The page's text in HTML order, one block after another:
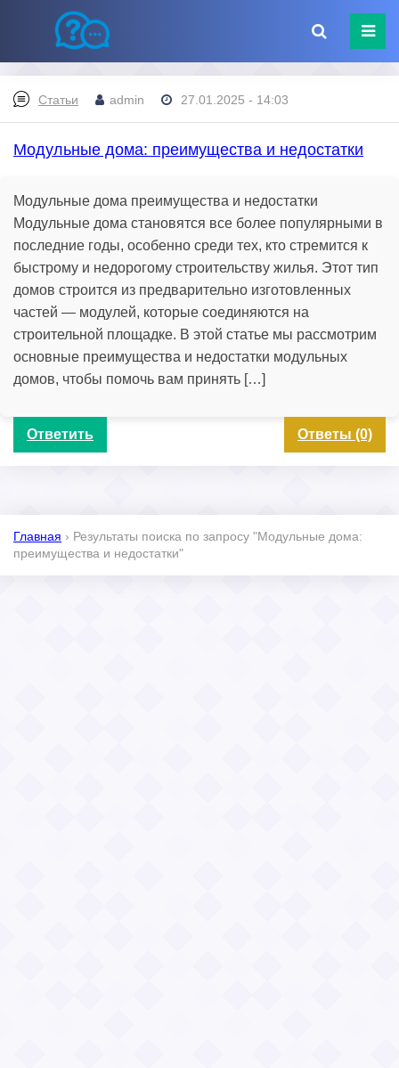
Статьи admin 27.01.2025 - 14:03
Модульные дома: преимущества и недостатки
Модульные дома преимущества и недостатки
Модульные дома становятся все более популярными в
последние годы, особенно среди тех, кто стремится к
быстрому и недорогому строительству жилья. Этот тип
домов строится из предварительно изготовленных
частей — модулей, которые соединяются на
строительной площадке. В этой статье мы рассмотрим
основные преимущества и недостатки модульных
домов, чтобы помочь вам принять […]
Ответить Ответы (0)
Главная › Результаты поиска по запросу "Модульные дома:
преимущества и недостатки"